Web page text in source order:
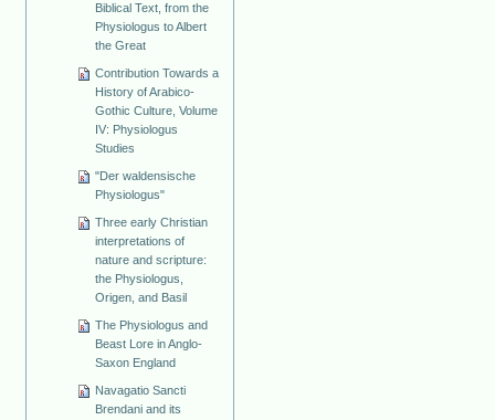
Biblical Text, from the
Physiologus to Albert
the Great
Contribution Towards a
History of Arabico-
Gothic Culture, Volume
IV: Physiologus
Studies
"Der waldensische
Physiologus"
Three early Christian
interpretations of
nature and scripture:
the Physiologus,
Origen, and Basil
The Physiologus and
Beast Lore in Anglo-
Saxon England
Navagatio Sancti
Brendani and its